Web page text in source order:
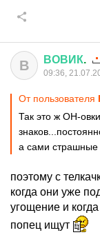
В ВОВИК.
09:36,
От пользователя
Так это ж ОН-
а сами страшные
поэтому с
когда они уже
угощение и
попец ищут